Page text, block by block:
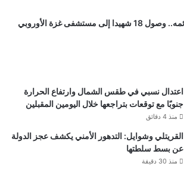
الاحتلال يواصل جرائمه.. وصول 18 شهيدا إلى مستشفى غزة الأوروبي
اعتدال نسبي في طقس الشمال وارتفاع الحرارة
جنوبًا مع توقعات بتراجعها خلال اليومين المقبلين
منذ 4 دقائق
القريتلي وشوايل: التدهور الأمني يكشف عجز الدولة
عن بسط سلطتها
منذ 30 دقيقة